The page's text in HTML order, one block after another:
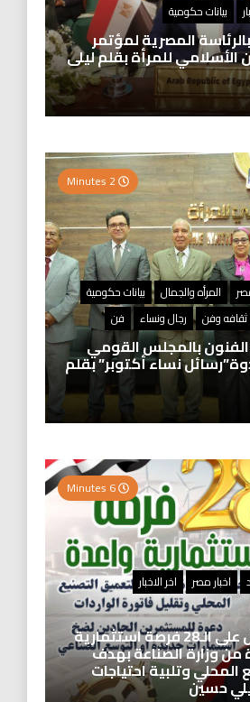
بيانات حكومية
المصرية لمؤتمر
للمرأة بقلم ليلى
المرأه والجمال
بيانات حكومية
ثقافه وفن رجال ونساء فن
بالمجلس القومي
نساء أكتوبر” بقلم
اخبار مصر
اخر الاخبار
تعرف بالتفصيل على الـ28 فرصة استثمارية
من وزارة الصناعة بهدف
وتلبية احتياجات
حسين